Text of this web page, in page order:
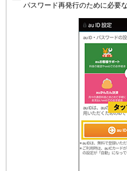
パスワード再発行のために必要